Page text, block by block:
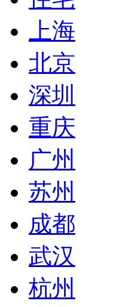
上海
北京
深圳
重庆
广州
苏州
成都
武汉
杭州